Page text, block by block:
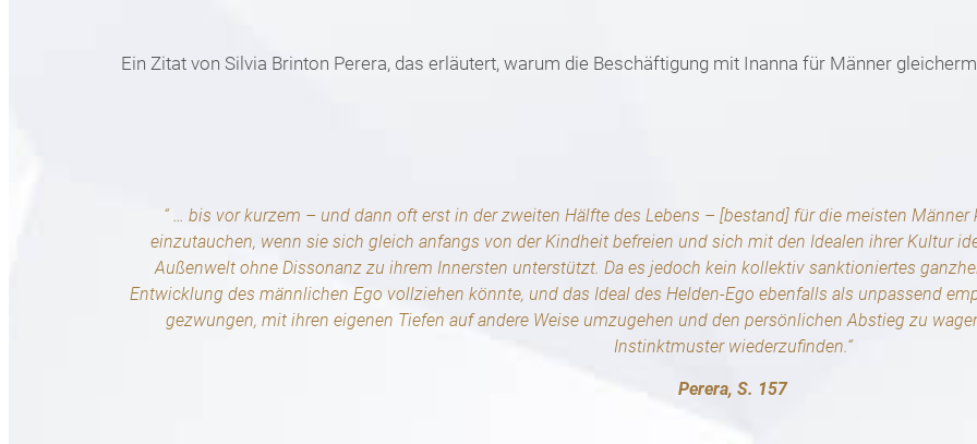
Ein Zitat von Silvia Brinton Perera, das erläutert, warum die Beschäftigung mit Inanna für Männer
“ … bis vor kurzem – und dann oft erst in der zweiten Hälfte des Lebens – [bestand] für die meisten
einzutauchen, wenn sie sich gleich anfangs von der Kindheit befreien und sich mit den Idealen ihrer Kultur
Außenwelt ohne Dissonanz zu ihrem Innersten unterstützt. Da es jedoch kein kollektiv sanktioniertes
Entwicklung des männlichen Ego vollziehen könnte, und das Ideal des Helden-Ego ebenfalls als unpassend
gezwungen, mit ihren eigenen Tiefen auf andere Weise umzugehen und den persönlichen Abstieg zu
Instinktmuster wiederzufinden.“
Perera, S. 157